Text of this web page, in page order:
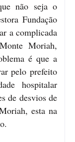
não seja o
Fundação
a complicada
Moriah,
é que a
pelo prefeito
hospitalar
de desvios de
esta na